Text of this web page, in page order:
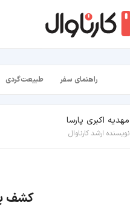
راهنمای سفر طبیعت‌گردی
مهدیه اکبری پارسا
نویسنده ارشد کارناوال
کشف